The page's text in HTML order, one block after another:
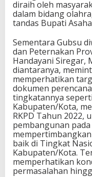
diraih oleh
dalam bidang
tandas Bupati
Sementara Gubsu
dan Peternakan
Handayani Siregar,
diantaranya,
memperhatikan
dokumen
tingkatannya seperti
Kabupaten/Kota,
RKPD Tahun 2022,
pembangunan
baik di Tingkat
Kabupaten/Kota.
memperhatikan
permasalahan